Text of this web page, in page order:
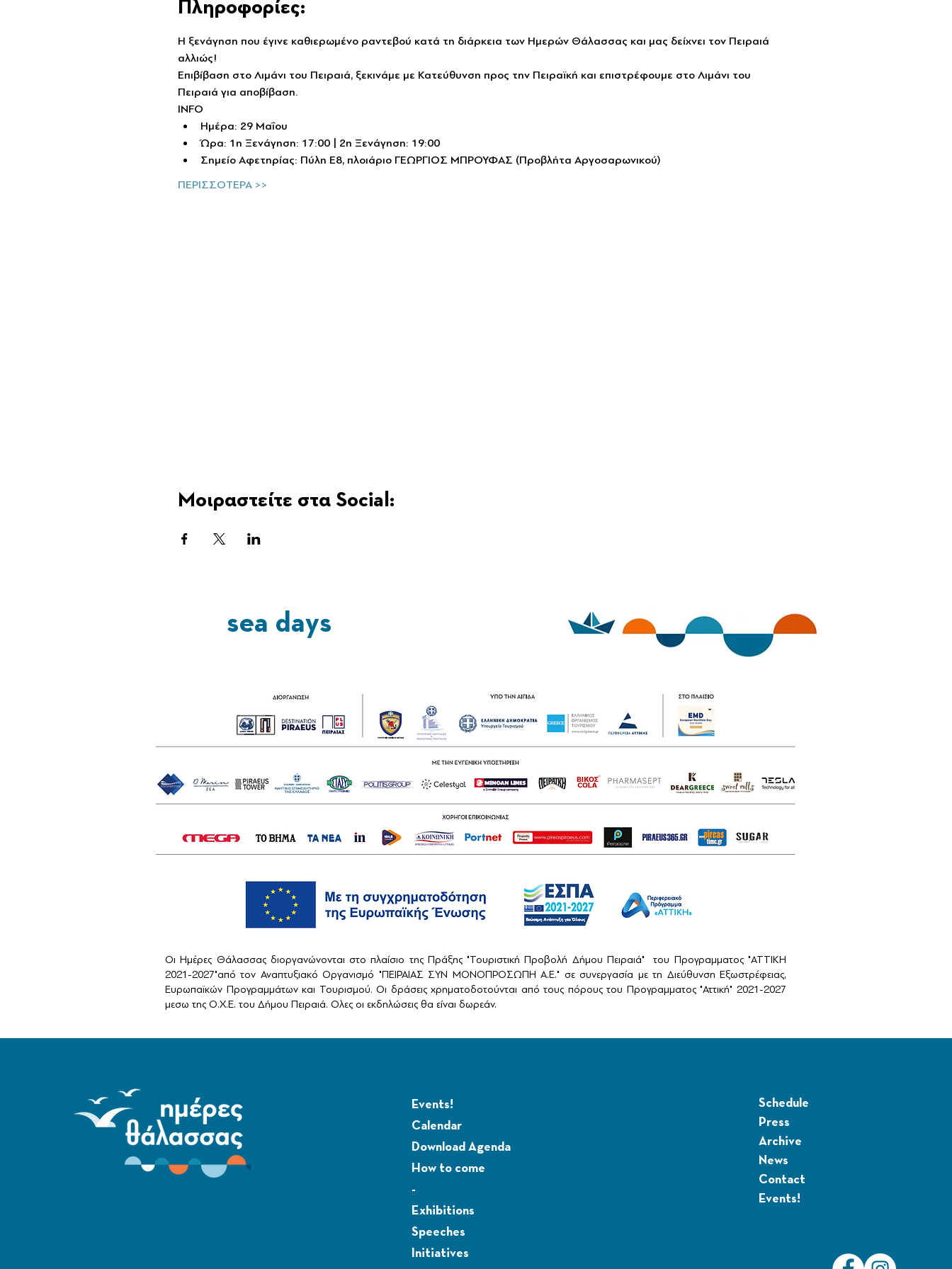
Πληροφορίες:
Η ξενάγηση που έγινε καθιερωμένο ραντεβού κατά τη διάρκεια των Ημερών Θάλασσας και μας δείχνει τον Πειραιά
αλλιώς!
Επιβίβαση στο Λιμάνι του Πειραιά, ξεκινάμε με Κατεύθυνση προς την Πειραϊκή και επιστρέφουμε στο Λιμάνι του
Πειραιά για αποβίβαση.
INFO
Ημέρα: 29 Μαΐου
Ώρα: 1η Ξενάγηση: 17:00 | 2η Ξενάγηση: 19:00
Σημείο Αφετηρίας: Πύλη Ε8, πλοιάριο ΓΕΩΡΓΙΟΣ ΜΠΡΟΥΦΑΣ (Προβλήτα Αργοσαρωνικού)
ΠΕΡΙΣΣΟΤΕΡΑ >>
Μοιραστείτε στα Social:
sea days
Οι Ημέρες Θάλασσας διοργανώνονται στο πλαίσιο της Πράξης "Τουριστική Προβολή Δήμου Πειραιά" του Προγραμματος "ΑΤΤΙΚΗ
2021-2027"από τον Αναπτυξιακό Οργανισμό "ΠΕΙΡΑΙΑΣ ΣΥΝ ΜΟΝΟΠΡΟΣΩΠΗ Α.Ε." σε συνεργασία με τη Διεύθυνση Εξωστρέφειας,
Ευρωπαϊκών Προγραμμάτων και Τουρισμού. Οι δράσεις χρηματοδοτούνται από τους πόρους του Προγραμματος "Αττική" 2021-2027
μεσω της Ο.Χ.Ε. του Δήμου Πειραιά. Ολες οι εκδηλώσεις θα είναι δωρεάν.
Events!
Calendar
Download Agenda
How to come
-
Exhibitions
Speeches
Initiatives
Schedule
Press
Archive
News
Contact
Events!